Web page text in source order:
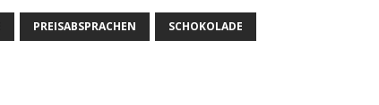
PREISABSPRACHEN SCHOKOLADE